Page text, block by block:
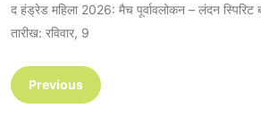
द हंड्रेड महिला 2026: मैच पूर्वावलोकन – लंदन स्पिरिट
तारीख: रविवार, 9
Previous